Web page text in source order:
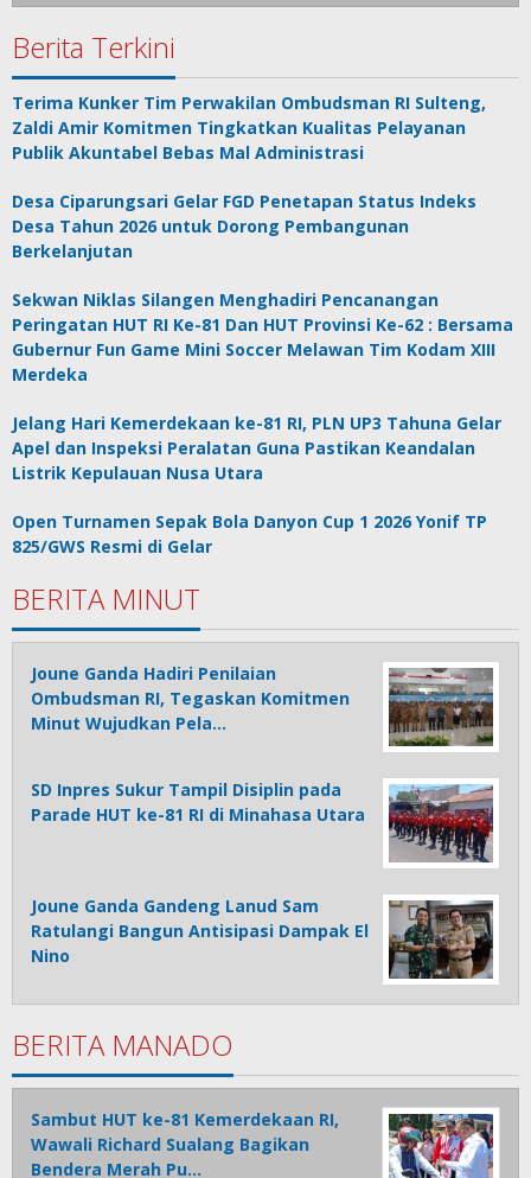
Berita Terkini
Terima Kunker Tim Perwakilan Ombudsman RI Sulteng,
Zaldi Amir Komitmen Tingkatkan Kualitas Pelayanan
Publik Akuntabel Bebas Mal Administrasi
Desa Ciparungsari Gelar FGD Penetapan Status Indeks
Desa Tahun 2026 untuk Dorong Pembangunan
Berkelanjutan
Sekwan Niklas Silangen Menghadiri Pencanangan
Peringatan HUT RI Ke-81 Dan HUT Provinsi Ke-62 : Bersama
Gubernur Fun Game Mini Soccer Melawan Tim Kodam XIII
Merdeka
Jelang Hari Kemerdekaan ke-81 RI, PLN UP3 Tahuna Gelar
Apel dan Inspeksi Peralatan Guna Pastikan Keandalan
Listrik Kepulauan Nusa Utara
Open Turnamen Sepak Bola Danyon Cup 1 2026 Yonif TP
825/GWS Resmi di Gelar
BERITA MINUT
Joune Ganda Hadiri Penilaian
Ombudsman RI, Tegaskan Komitmen
Minut Wujudkan Pela…
SD Inpres Sukur Tampil Disiplin pada
Parade HUT ke-81 RI di Minahasa Utara
Joune Ganda Gandeng Lanud Sam
Ratulangi Bangun Antisipasi Dampak El
Nino
BERITA MANADO
Sambut HUT ke-81 Kemerdekaan RI,
Wawali Richard Sualang Bagikan
Bendera Merah Pu…